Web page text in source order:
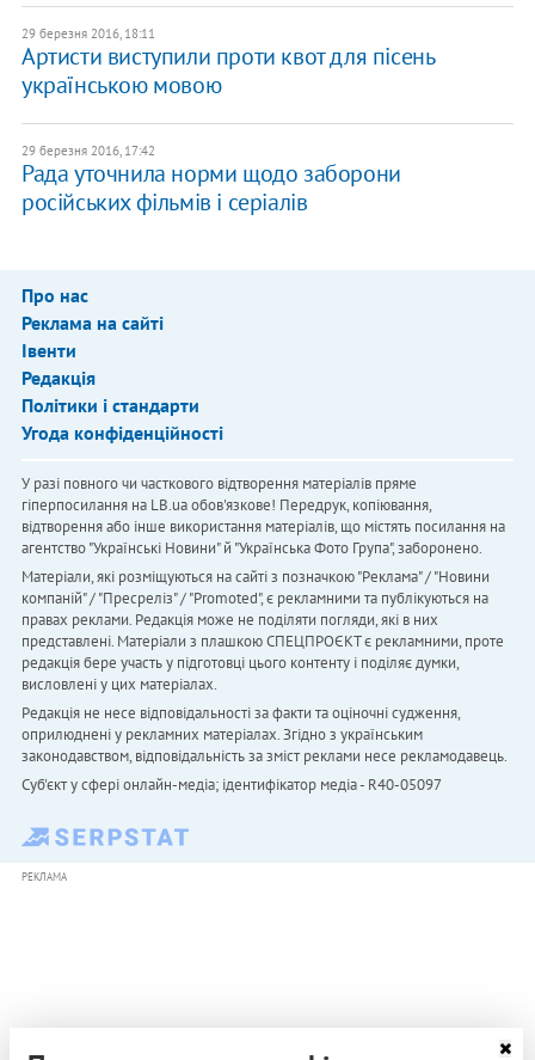
29 березня 2016, 18:11
Артисти виступили проти квот для пісень
українською мовою
29 березня 2016, 17:42
Рада уточнила норми щодо заборони
російських фільмів і серіалів
Про нас
Реклама на сайті
Івенти
Редакція
Політики і стандарти
Угода конфіденційності
У разі повного чи часткового відтворення матеріалів пряме
гіперпосилання на LB.ua обов'язкове! Передрук, копіювання,
відтворення або інше використання матеріалів, що містять посилання на
агентство "Українськi Новини" й "Українська Фото Група", заборонено.
Матеріали, які розміщуються на сайті з позначкою "Реклама" / "Новини
компаній" / "Пресреліз" / "Promoted", є рекламними та публікуються на
правах реклами. Редакція може не поділяти погляди, які в них
представлені. Матеріали з плашкою СПЕЦПРОЄКТ є рекламними, проте
редакція бере участь у підготовці цього контенту і поділяє думки,
висловлені у цих матеріалах.
Редакція не несе відповідальності за факти та оціночні судження,
оприлюднені у рекламних матеріалах. Згідно з українським
законодавством, відповідальність за зміст реклами несе рекламодавець.
Cуб'єкт у сфері онлайн-медіа; ідентифікатор медіа - R40-05097
РЕКЛАМА